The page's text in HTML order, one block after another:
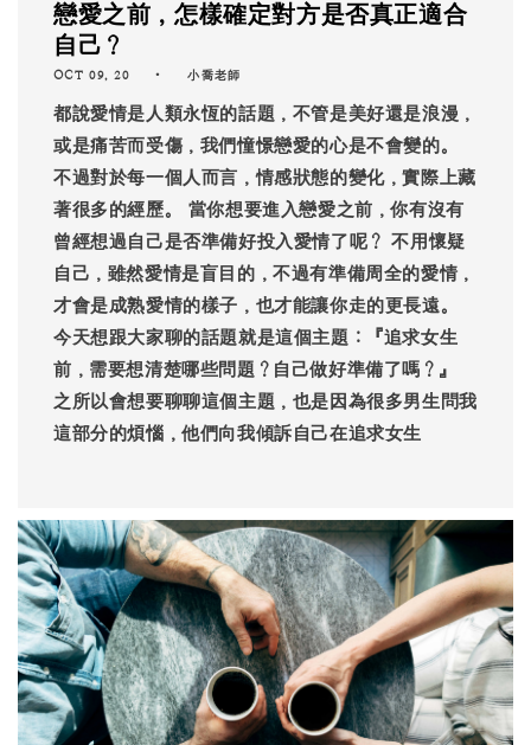
戀愛之前，怎樣確定對方是否真正適合
自己？
OCT 09, 20 小喬老師
都說愛情是人類永恆的話題，不管是美好還是浪漫，
或是痛苦而受傷，我們憧憬戀愛的心是不會變的。
不過對於每一個人而言，情感狀態的變化，實際上藏
著很多的經歷。 當你想要進入戀愛之前，你有沒有
曾經想過自己是否準備好投入愛情了呢？ 不用懷疑
自己，雖然愛情是盲目的，不過有準備周全的愛情，
才會是成熟愛情的樣子，也才能讓你走的更長遠。
今天想跟大家聊的話題就是這個主題：『追求女生
前，需要想清楚哪些問題？自己做好準備了嗎？』
之所以會想要聊聊這個主題，也是因為很多男生問我
這部分的煩惱，他們向我傾訴自己在追求女生